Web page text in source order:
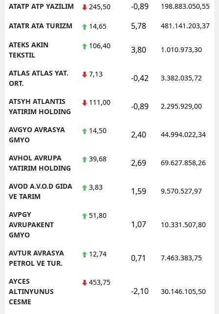
ATATP ATP YAZILIM 245,50 -0,89 198.883.050,55
ATATR ATA TURIZM 14,65 5,78 481.141.203,37
ATEKS AKIN
TEKSTIL
106,40 3,80 1.010.973,30
ATLAS ATLAS YAT.
ORT.
7,13 -0,42 3.382.035,72
ATSYH ATLANTIS
YATIRIM HOLDING
111,00 -0,89 2.295.929,00
AVGYO AVRASYA
GMYO
14,50 2,40 44.994.022,34
AVHOL AVRUPA
YATIRIM HOLDING
39,68 2,69 69.627.858,26
AVOD A.V.O.D GIDA
VE TARIM
3,83 1,59 9.570.527,97
AVPGY
AVRUPAKENT
GMYO
51,80
1,07 10.331.507,80
AVTUR AVRASYA
PETROL VE TUR.
12,74 0,71 7.463.383,75
AYCES
ALTINYUNUS
CESME
453,75
-2,10 30.146.105,50